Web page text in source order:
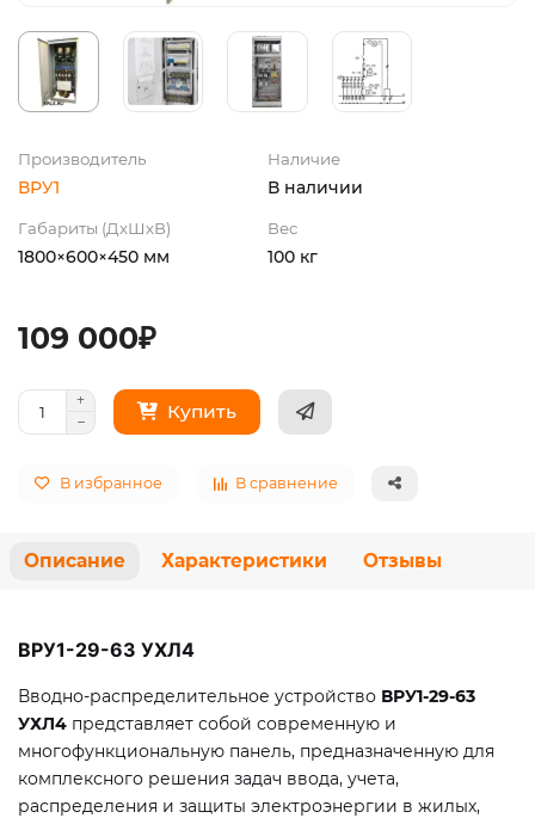
Производитель
ВРУ1
Наличие
В наличии
Габариты (ДхШхВ)
1800×600×450 мм
Вес
100 кг
109 000₽
Купить
В избранное В сравнение
Описание Характеристики Отзывы
ВРУ1-29-63 УХЛ4
Вводно-распределительное устройство ВРУ1-29-63
УХЛ4 представляет собой современную и
многофункциональную панель, предназначенную для
комплексного решения задач ввода, учета,
распределения и защиты электроэнергии в жилых,